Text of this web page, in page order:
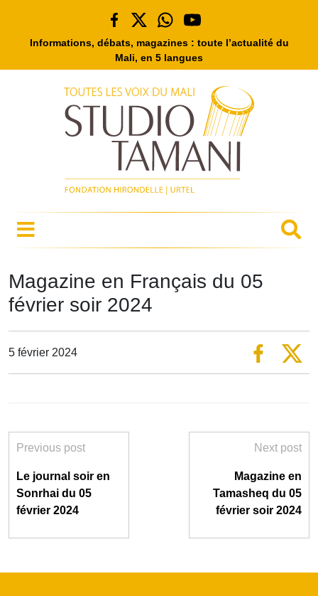
Informations, débats, magazines : toute l’actualité du
Mali, en 5 langues
Magazine en Français du 05
février soir 2024
5 février 2024
Previous post
Le journal soir en
Sonrhai du 05
février 2024
Next post
Magazine en
Tamasheq du 05
février soir 2024